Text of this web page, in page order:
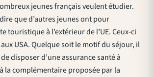
jeunes français veulent étudier.
que d’autres jeunes ont pour
touristique à l’extérieur de l’UE. Ceux-ci
USA. Quelque soit le motif du séjour, il
disposer d’une assurance santé à
la complémentaire proposée par la